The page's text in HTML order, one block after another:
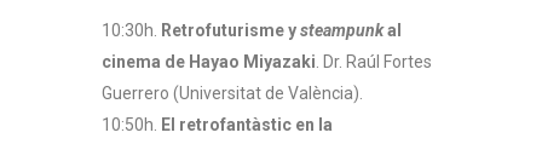
10:30h. Retrofuturisme ysteampunkal
cinema de Hayao Miyazaki . Dr. Raúl Fortes
Guerrero (Universitat de València).
10:50h. El retrofantàstic en la